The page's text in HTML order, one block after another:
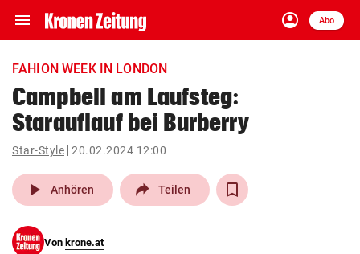
menu Navigation
ein-/ausklappen
account_circle
Anmelden
Abo
close Schließen
account_circle Anmelden
arrow_right
pin_drop
Wien arrow_right
FAHION WEEK IN LONDON
Campbell am Laufsteg:
Starauflauf bei Burberry
Star-Style 20.02.2024 12:00
play_arrow Anhören Teilen
Von krone.at